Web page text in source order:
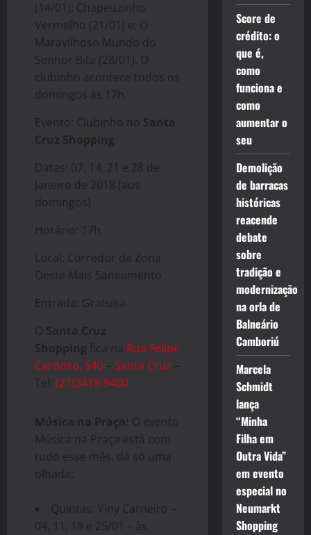
(14/01); Chapeuzinho
Vermelho (21/01) e; O
Maravilhoso Mundo do
Senhor Bita (28/01). O
clubinho acontece todos os
domingos às 17h.
Evento: Clubinho no Santa
Cruz Shopping
Datas: 07, 14, 21 e 28 de
Janeiro de 2018 (aos
domingos)
Horário: 17h
Local: Corredor da Zona
Oeste Mais Saneamento
Entrada: Gratuita
O Santa Cruz
Shopping fica na Rua Felipe
Cardoso, 540 – Santa Cruz –
Tel: (21)2418-9400
Música na Praça: O evento
Música na Praça está com
tudo esse mês, dá só uma
olhada:
Quintas: Viny Carneiro –
04, 11, 18 e 25/01 – às
Score de
crédito: o
que é,
como
funciona e
como
aumentar o
seu
Demolição
de barracas
históricas
reacende
debate
sobre
tradição e
modernização
na orla de
Balneário
Camboriú
Marcela
Schmidt
lança
“Minha
Filha em
Outra Vida”
em evento
especial no
Neumarkt
Shopping